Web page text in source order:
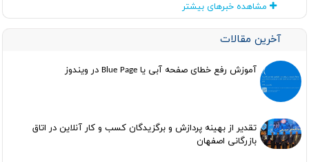
مشاهده خبرهای بیشتر
آخرین مقالات
آموزش رفع خطای صفحه آبی یا Blue Page در ویندوز
تقدیر از بهینه پردازش و برگزیدگان کسب و کار آنلاین در اتاق
بازرگانی اصفهان